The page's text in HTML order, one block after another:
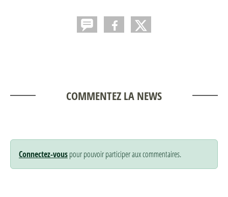
COMMENTEZ LA NEWS
Connectez-vouspour pouvoir participer aux commentaires.